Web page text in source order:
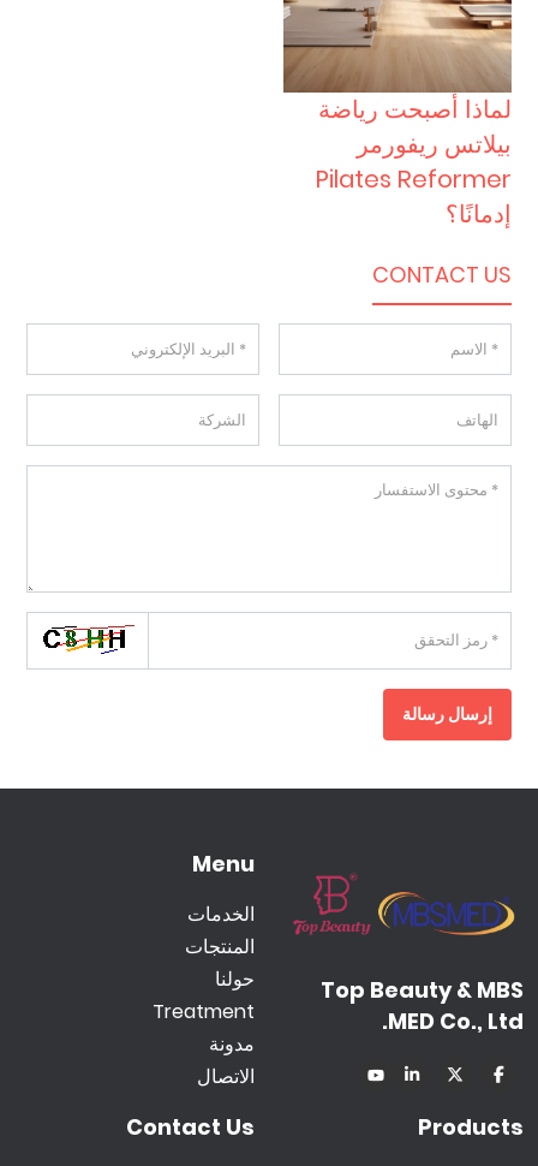
لماذا أصبحت رياضة
بيلاتس ريفورمر
Pilates Reformer
إدمانًا؟
CONTACT US
إرسال رسالة
Top Beauty & MBS
MED Co., Ltd.
Menu
الخدمات
المنتجات
حولنا
Treatment
مدونة
الاتصال
Products
Contact Us